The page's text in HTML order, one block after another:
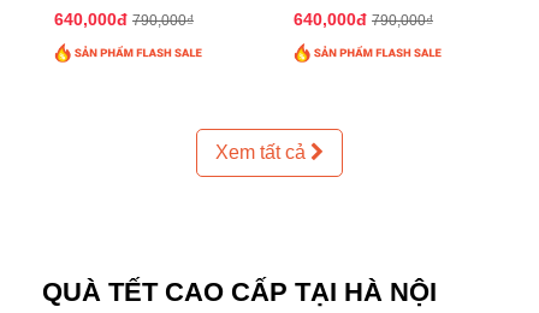
640,000đ 790,000₫ 640,000đ 790,000₫
Xem tất cả
QUÀ TẾT CAO CẤP TẠI HÀ NỘI